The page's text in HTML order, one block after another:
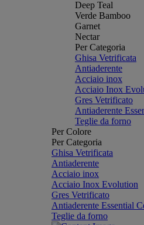
Deep Teal
Verde Bamboo
Garnet
Nectar
Per Categoria
Ghisa Vetrificata
Antiaderente
Acciaio inox
Acciaio Inox
Gres Vetrificato
Antiaderente
Teglie da forno
Per Colore
Per Categoria
Ghisa Vetrificata
Antiaderente
Acciaio inox
Acciaio Inox Evolution
Gres Vetrificato
Antiaderente Essential
Teglie da forno